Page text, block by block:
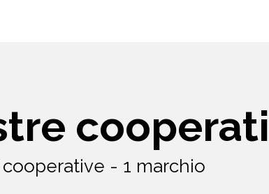
cooperative - 1 marchio